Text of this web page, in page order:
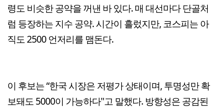
령도 비슷한 공약을 꺼낸 바 있다. 매 대선마다 단골처
럼 등장하는 지수 공약. 시간이 흘렀지만, 코스피는 아
직도 2500 언저리를 맴돈다.
이 후보는 “한국 시장은 저평가 상태이며, 투명성만 확
보돼도 5000이 가능하다"고 말했다. 방향성은 공감된